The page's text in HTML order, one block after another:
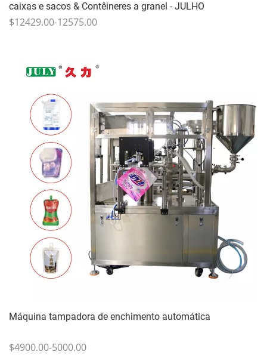
caixas e sacos & Contêineres a granel - JULHO
$12429.00-12575.00
Máquina tampadora de enchimento automática
$4900.00-5000.00